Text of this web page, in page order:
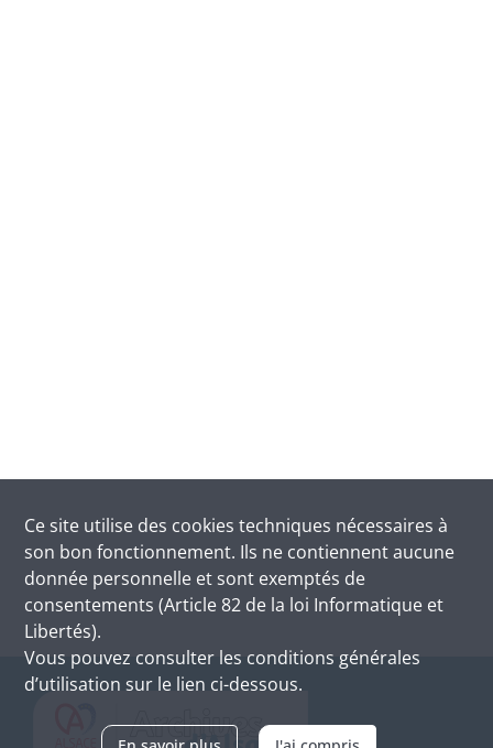
Ce site utilise des cookies techniques nécessaires à
son bon fonctionnement. Ils ne contiennent aucune
donnée personnelle et sont exemptés de
consentements (Article 82 de la loi Informatique et
Libertés).
Vous pouvez consulter les conditions générales
d’utilisation sur le lien ci-dessous.